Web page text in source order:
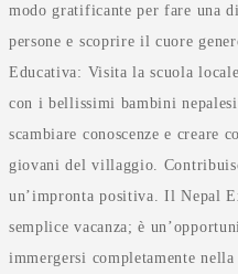
modo gratificante per fare una
persone e scoprire il cuore
Educativa: Visita la scuola
con i bellissimi bambini
scambiare conoscenze e creare
giovani del villaggio.
un’impronta positiva. Il Nepal
semplice vacanza; è
immergersi completamente